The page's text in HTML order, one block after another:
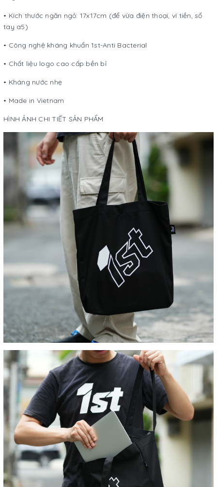
• Kích thước ngăn ngỏ: 17x17cm (để vừa điện thoại, ví tiền, sổ
tay a5)
• Công nghệ kháng khuẩn 1st-Anti Bacterial
• Chất liệu logo cao cấp bền bỉ
• Kháng nước nhẹ
• Made in Vietnam
HÌNH ẢNH CHI TIẾT SẢN PHẨM